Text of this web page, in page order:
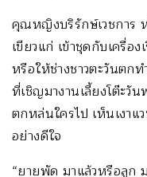
คุณหญิงบริรักษ์เวชการ
เขียวแก่ เข้าชุดกับเครื่อ
หรือให้ช่างชาวตะวันตก
ที่เชิญมางานเลี้ยงโต๊ะวั
ตกหล่นใครไป เห็นเงาแ
อย่างดีใจ
“ยายพัด มาแล้วหรือลูก